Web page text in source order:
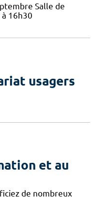
Salle de
16h30
usagers
et au
de nombreux